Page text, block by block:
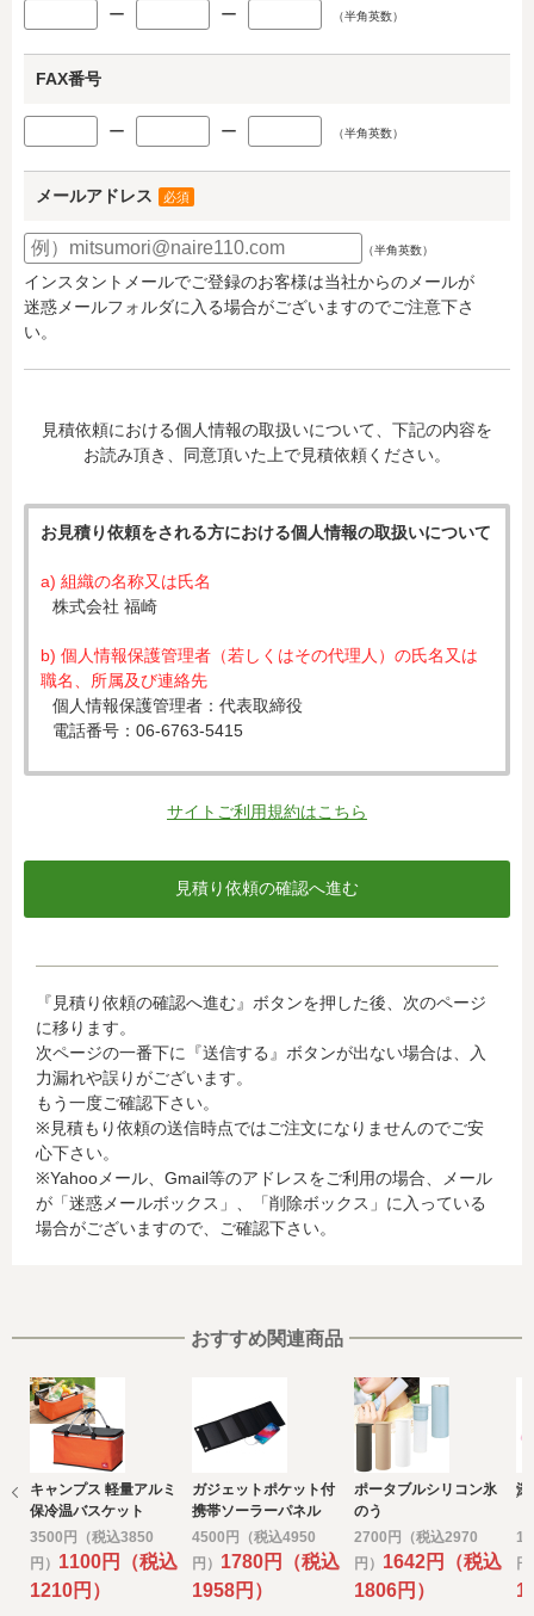
ー ー （半角英数）
FAX番号
ー ー （半角英数）
メールアドレス 必須
（半角英数）
インスタントメールでご登録のお客様は当社からのメールが
迷惑メールフォルダに入る場合がございますのでご注意下さ
い。
見積依頼における個人情報の取扱いについて、下記の内容を
お読み頂き、同意頂いた上で見積依頼ください。
お見積り依頼をされる方における個人情報の取扱いについて
a) 組織の名称又は氏名
株式会社 福崎
b) 個人情報保護管理者（若しくはその代理人）の氏名又は
職名、所属及び連絡先
個人情報保護管理者：代表取締役
電話番号：06-6763-5415
c) 個人情報の利用目的
入力された個人情報は、お見積り依頼への対応のために利
d) 個人情報の第三者提供について
当社がお客様から収集した以下の個人情報等は、カード発
行会社が行う不正利用検知・防止のために、お客様が利用
されているカード発行会社へ提供させていただきます。(氏
名、電話番号、email アドレス、インターネット利用環境
に関する情報等)
お客様が利用されているカード発行会社が外国にある場
合、これらの情報は当該発行会社が所属する国に移転され
る場合があります。当社では、お客様から収集した情報か
らは、ご利用のカード発行会社及び当該会社が所在する国
を特定することができないため、以下の個人情報保護措置
・発行会社の個人情報保護の措置
なお、個人情報保護委員会のホームページ
(https://www.ppc.go.jp/)では、各国における個人情報保護
制度に関する情報について掲載されています。
お客様が未成年の場合、親権者または後見人の承諾を得た
上で、本サービスを利用するものとします。
e) 個人情報の取扱いの委託について
取得した個人情報の取扱いの全部又は、一部を委託するこ
とがあります。
その場合には、当社において最善の考慮を行います。
サイトご利用規約はこちら
『見積り依頼の確認へ進む』ボタンを押した後、次のページ
に移ります。
次ページの一番下に『送信する』ボタンが出ない場合は、入
力漏れや誤りがございます。
もう一度ご確認下さい。
※見積もり依頼の送信時点ではご注文になりませんのでご安
心下さい。
※Yahooメール、Gmail等のアドレスをご利用の場合、メール
が「迷惑メールボックス」、「削除ボックス」に入っている
場合がございますので、ご確認下さい。
おすすめ関連商品
キャンプス 軽量アルミ
保冷温バスケット
3500円（税込3850
円） 1100円（税込
1210円）
ガジェットポケット付
携帯ソーラーパネル
4500円（税込4950
円） 1780円（税込
1958円）
ポータブルシリコン氷
のう
2700円（税込2970
円） 1642円（税込
1806円）
深